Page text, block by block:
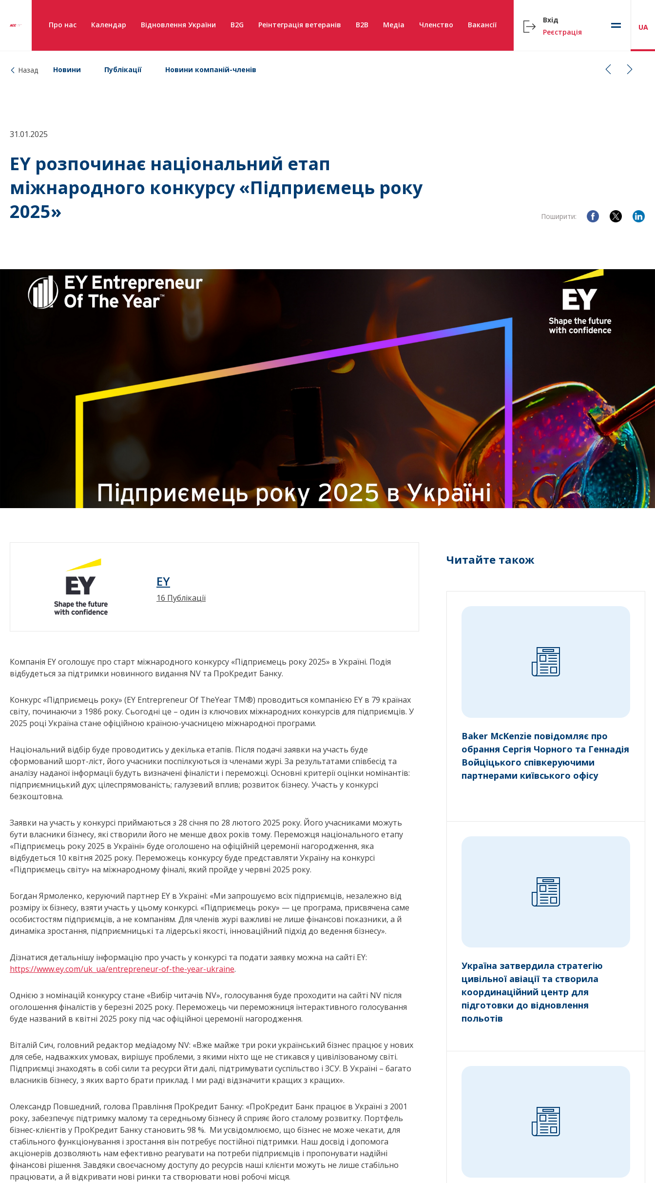
Про нас Календар Відновлення України B2G Реінтеграція ветеранів B2B Медіа Членство Вакансії
Вхід
Реєстрація
UA
Назад Новини Публікації Новини компаній-членів
31.01.2025
EY розпочинає національний етап
міжнародного конкурсу «Підприємець року
2025»
Поширити:
EY
16 Публікації
Компанія EY оголошує про старт міжнародного конкурсу «Підприємець року 2025» в Україні. Подія
відбудеться за підтримки новинного видання NV та ПроКредит Банку.
Конкурс «Підприємець року» (EY Entrepreneur Of TheYear TM®) проводиться компанією EY в 79 країнах
світу, починаючи з 1986 року. Сьогодні це – один із ключових міжнародних конкурсів для підприємців. У
2025 році Україна стане офіційною країною-учасницею міжнародної програми.
Національний відбір буде проводитись у декілька етапів. Після подачі заявки на участь буде
сформований шорт-ліст, його учасники поспілкуються із членами журі. За результатами співбесід та
аналізу наданої інформації будуть визначені фіналісти і переможці. Основні критерії оцінки номінантів:
підприємницький дух; цілеспрямованість; галузевий вплив; розвиток бізнесу. Участь у конкурсі
безкоштовна.
Заявки на участь у конкурсі приймаються з 28 січня по 28 лютого 2025 року. Його учасниками можуть
бути власники бізнесу, які створили його не менше двох років тому. Переможця національного етапу
«Підприємець року 2025 в Україні» буде оголошено на офіційній церемонії нагородження, яка
відбудеться 10 квітня 2025 року. Переможець конкурсу буде представляти Україну на конкурсі
«Підприємець світу» на міжнародному фіналі, який пройде у червні 2025 року.
Богдан Ярмоленко, керуючий партнер EY в Україні: «Ми запрошуємо всіх підприємців, незалежно від
розміру їх бізнесу, взяти участь у цьому конкурсі. «Підприємець року» — це програма, присвячена саме
особистостям підприємців, а не компаніям. Для членів журі важливі не лише фінансові показники, а й
динаміка зростання, підприємницькі та лідерські якості, інноваційний підхід до ведення бізнесу».
Дізнатися детальнішу інформацію про участь у конкурсі та подати заявку можна на сайті EY:
https://www.ey.com/uk_ua/entrepreneur-of-the-year-ukraine.
Однією з номінацій конкурсу стане «Вибір читачів NV», голосування буде проходити на сайті NV після
оголошення фіналістів у березні 2025 року. Переможець чи переможниця інтерактивного голосування
буде названий в квітні 2025 року під час офіційної церемонії нагородження.
Віталій Сич, головний редактор медіадому NV: «Вже майже три роки український бізнес працює у нових
для себе, надважких умовах, вирішує проблеми, з якими ніхто ще не стикався у цивілізованому світі.
Підприємці знаходять в собі сили та ресурси йти далі, підтримувати суспільство і ЗСУ. В Україні – багато
власників бізнесу, з яких варто брати приклад. І ми раді відзначити кращих з кращих».
Олександр Повшедний, голова Правління ПроКредит Банку: «ПроКредит Банк працює в Україні з 2001
року, забезпечує підтримку малому та середньому бізнесу й сприяє його сталому розвитку. Портфель
бізнес-клієнтів у ПроКредит Банку становить 98 %. Ми усвідомлюємо, що бізнес не може чекати, для
стабільного функціонування і зростання він потребує постійної підтримки. Наш досвід і допомога
акціонерів дозволяють нам ефективно реагувати на потреби підприємців і пропонувати надійні
фінансові рішення. Завдяки своєчасному доступу до ресурсів наші клієнти можуть не лише стабільно
працювати, а й відкривати нові ринки та створювати нові робочі місця.
Читайте також
Baker McKenzie повідомляє про
обрання Сергія Чорного та Геннадія
Войціцького співкеруючими
партнерами київського офісу
Україна затвердила стратегію
цивільної авіації та створила
координаційний центр для
підготовки до відновлення
польотів